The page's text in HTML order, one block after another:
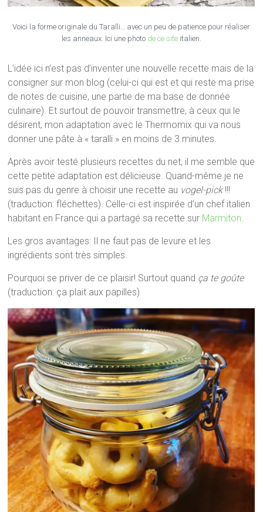
Voici la forme originale du Taralli… avec un peu de patience pour réaliser
les anneaux. Ici une photo de ce siteitalien.
L’idée ici n’est pas d’inventer une nouvelle recette mais de la
consigner sur mon blog (celui-ci qui est et qui reste ma prise
de notes de cuisine, une partie de ma base de donnée
culinaire). Et surtout de pouvoir transmettre, à ceux qui le
désirent, mon adaptation avec le Thermomix qui va nous
donner une pâte à « taralli » en moins de 3 minutes.
Après avoir testé plusieurs recettes du net, il me semble que
cette petite adaptation est délicieuse. Quand-même je ne
suis pas du genre à choisir une recette au vogel-pick!!!
(traduction: fléchettes). Celle-ci est inspirée d’un chef italien
habitant en France qui a partagé sa recette sur Marmiton.
Les gros avantages: Il ne faut pas de levure et les
ingrédients sont très simples.
Pourquoi se priver de ce plaisir! Surtout quand ça te goûte
(traduction: ça plait aux papilles)